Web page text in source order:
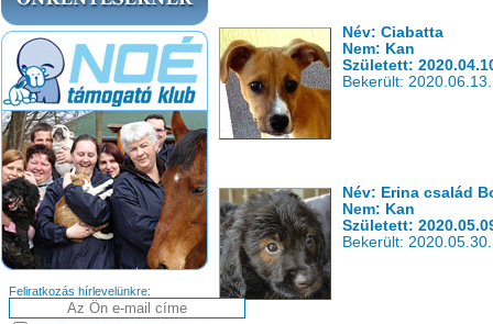
Feliratkozás hírlevelünkre:
Név: Ciabatta
Nem: Kan
Született:
Bekerült: 2020.06.13.
Név: Erina család
Nem: Kan
Született:
Bekerült: 2020.05.30.